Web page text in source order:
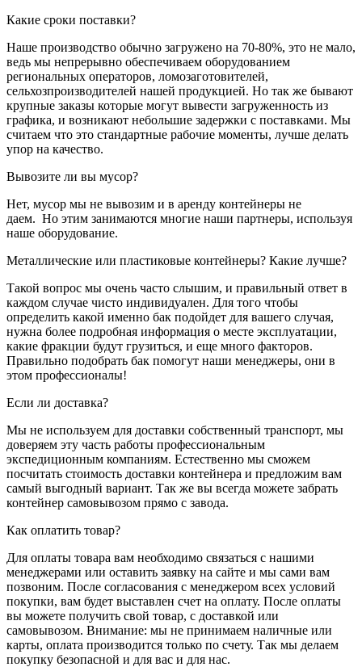
Какие сроки поставки?
Наше производство обычно загружено на 70-80%, это не мало,
ведь мы непрерывно обеспечиваем оборудованием
региональных операторов, ломозаготовителей,
сельхозпроизводителей нашей продукцией. Но так же бывают
крупные заказы которые могут вывести загруженность из
графика, и возникают небольшие задержки с поставками. Мы
считаем что это стандартные рабочие моменты, лучше делать
упор на качество.
Вывозите ли вы мусор?
Нет, мусор мы не вывозим и в аренду контейнеры не
даем. Но этим занимаются многие наши партнеры, используя
наше оборудование.
Металлические или пластиковые контейнеры? Какие лучше?
Такой вопрос мы очень часто слышим, и правильный ответ в
каждом случае чисто индивидуален. Для того чтобы
определить какой именно бак подойдет для вашего случая,
нужна более подробная информация о месте эксплуатации,
какие фракции будут грузиться, и еще много факторов.
Правильно подобрать бак помогут наши менеджеры, они в
этом профессионалы!
Если ли доставка?
Мы не используем для доставки собственный транспорт, мы
доверяем эту часть работы профессиональным
экспедиционным компаниям. Естественно мы сможем
посчитать стоимость доставки контейнера и предложим вам
самый выгодный вариант. Так же вы всегда можете забрать
контейнер самовывозом прямо с завода.
Как оплатить товар?
Для оплаты товара вам необходимо связаться с нашими
менеджерами или оставить заявку на сайте и мы сами вам
позвоним. После согласования с менеджером всех условий
покупки, вам будет выставлен счет на оплату. После оплаты
вы можете получить свой товар, с доставкой или
самовывозом. Внимание: мы не принимаем наличные или
карты, оплата производится только по счету. Так мы делаем
покупку безопасной и для вас и для нас.